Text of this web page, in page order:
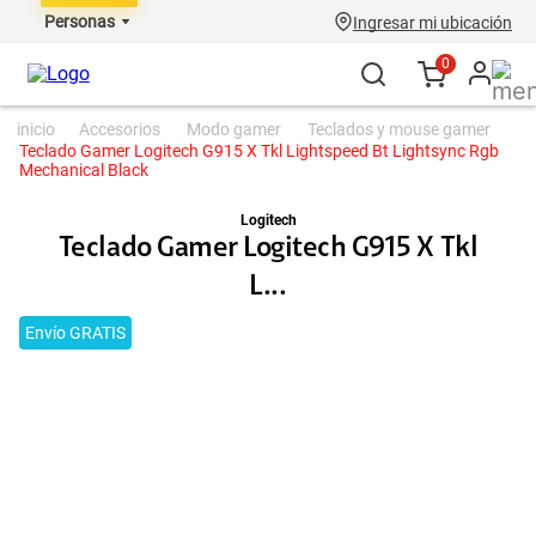
Personas Ingresar mi ubicación
0
accesorios modo gamer
teclados y mouse gamer
Teclado Gamer Logitech G915 X Tkl Lightspeed Bt Lightsync Rgb
Mechanical Black
Logitech
Teclado Gamer Logitech G915 X Tkl
L...
Envío GRATIS